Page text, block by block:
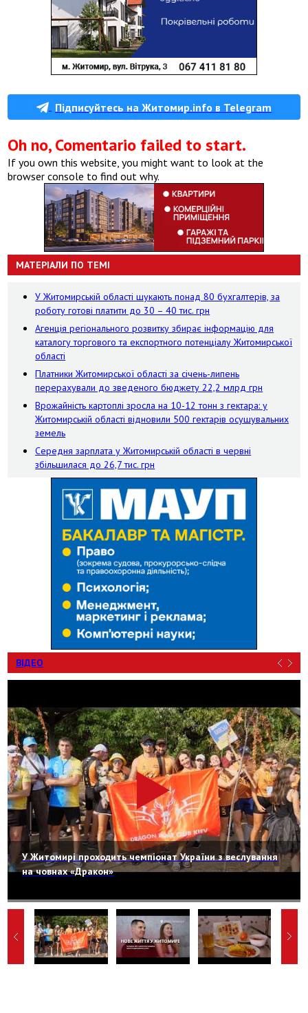
Підписуйтесь на Житомир.info в Telegram
Oh no, Comentario failed to start.
If you own this website, you might want to look at the
browser console to find out why.
МАТЕРІАЛИ ПО ТЕМІ
У Житомирській області шукають понад 80 бухгалтерів, за
роботу готові платити до 30 – 40 тис. грн
Агенція регіонального розвитку збирає інформацію для
каталогу торгового та експортного потенціалу Житомирської
області
Платники Житомирської області за січень-липень
перерахували до зведеного бюджету 22,2 млрд грн
Врожайність картоплі зросла на 10-12 тонн з гектара: у
Житомирській області відновили 500 гектарів осушувальних
земель
Середня зарплата у Житомирській області в червні
збільшилася до 26,7 тис. грн
ВІДЕО
У Житомирі проходить чемпіонат України з веслування
на човнах «Дракон»